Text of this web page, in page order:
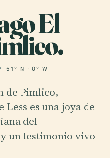
El
51° N · 0° W
de Pimlico,
Less es una joya de
del
un testimonio vivo